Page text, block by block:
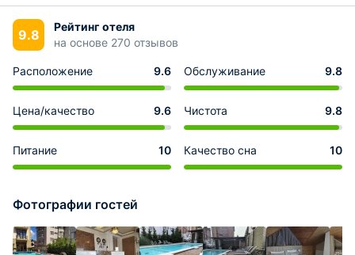
9.8
Рейтинг отеля
на основе 270 отзывов
Расположение 9.6 Обслуживание 9.8
Цена/качество 9.6 Чистота 9.8
Питание 10 Качество сна 10
Фотографии гостей